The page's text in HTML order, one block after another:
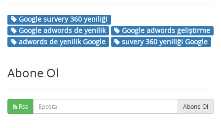
Google survery 360 yeniliği
Google adwords de yenilik
Google adwords geliştirme
adwords de yenilik Google
suvery 360 yeniliği Google
Abone Ol
Rss Abone Ol